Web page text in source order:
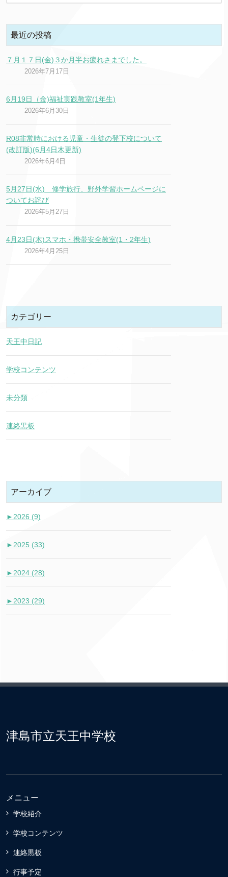
最近の投稿
７月１７日(金)３か月半お疲れさまでした。
2026年7月17日
6月19日（金)福祉実践教室(1年生)
2026年6月30日
R08非常時における児童・生徒の登下校について
(改訂版)(6月4日木更新)
2026年6月4日
5月27日(水) 修学旅行、野外学習ホームページに
ついてお詫び
2026年5月27日
4月23日(木)スマホ・携帯安全教室(1・2年生)
2026年4月25日
カテゴリー
天王中日記
学校コンテンツ
未分類
連絡黒板
アーカイブ
►2026 (9)
►2025 (33)
►2024 (28)
►2023 (29)
津島市立天王中学校
メニュー
学校紹介
学校コンテンツ
連絡黒板
行事予定